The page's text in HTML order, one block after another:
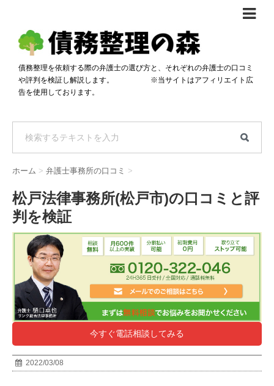
債務整理体験談
おすすめ
料金比較
自己破産・個人再生料金比較
過払い金料金比較
専門家の選び方
料金で選ぶ
着手金無料で選ぶ
24時間年中無休で選ぶ
匿名借金相談
債務整理を依頼する際の弁護士の選び方と、それぞれの弁護士の口コミ
や評判を検証し解説します。 ※当サイトはアフィリエイト広
告を使用しております。
ホーム > 弁護士事務所の口コミ >
松戸法律事務所(松戸市)の口コミと評
判を検証
今すぐ電話相談してみる
2022/03/08